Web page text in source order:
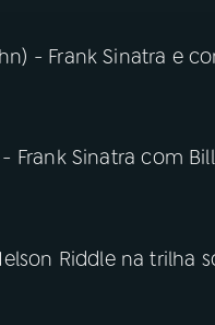
- Frank Sinatra e
Frank Sinatra com
Riddle na trilha